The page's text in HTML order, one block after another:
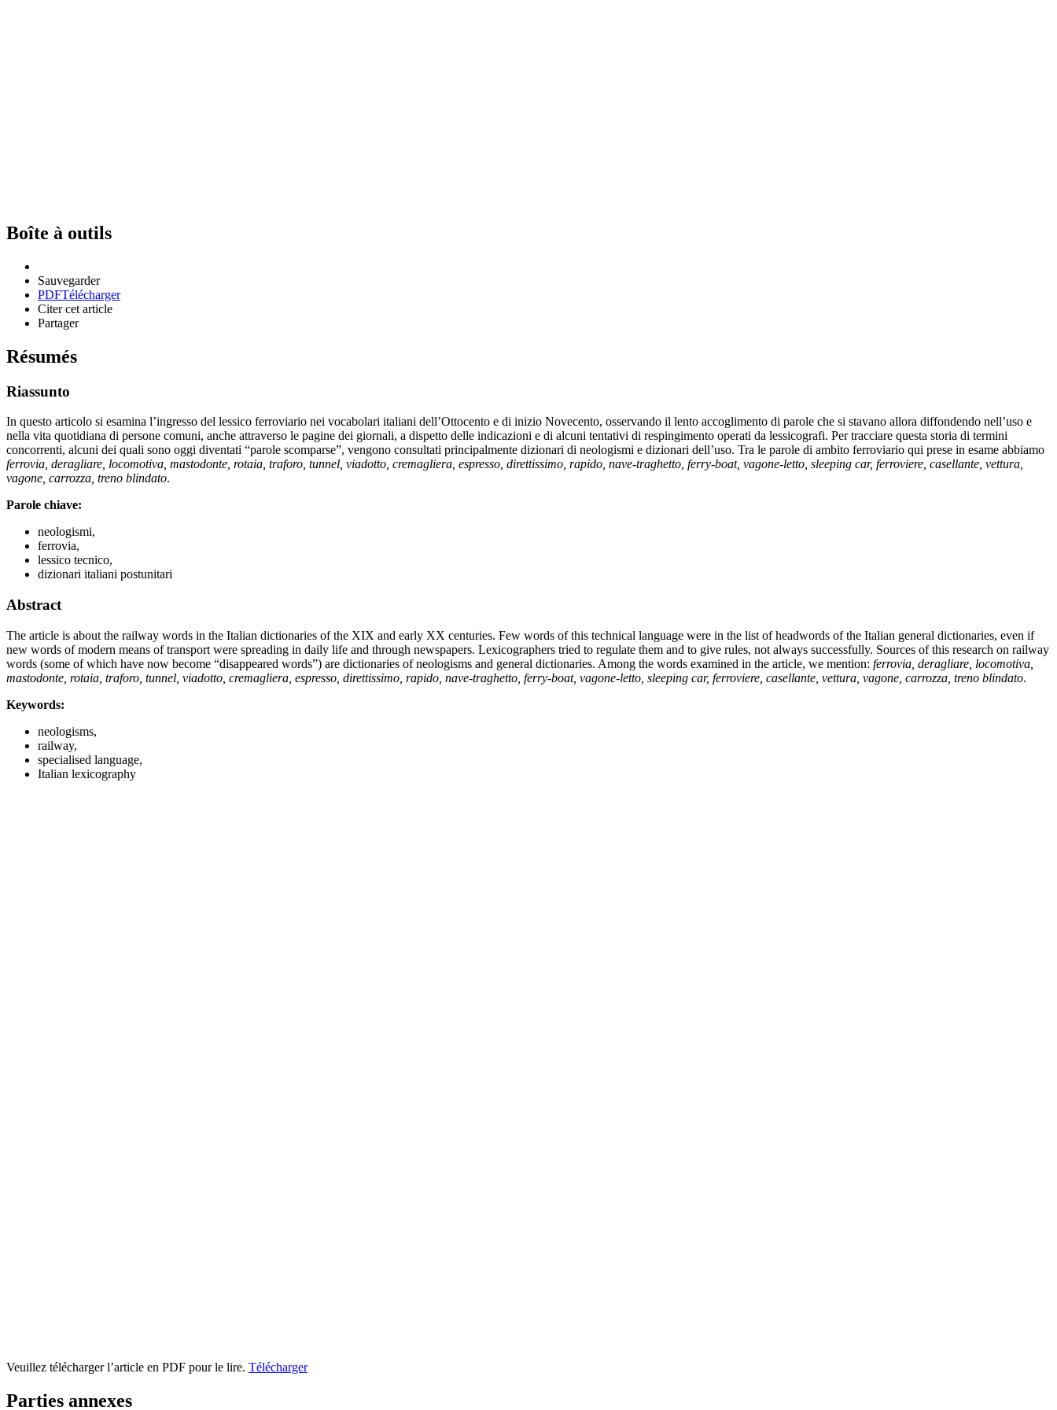
Boîte à outils
Sauvegarder
PDFTélécharger
Citer cet article
Partager
Résumés
Riassunto
In questo articolo si esamina l’ingresso del lessico ferroviario nei vocabolari italiani dell’Ottocento e di inizio Novecento, osservando il lento accoglimento di parole che si stavano allora diffondendo nell’uso e
nella vita quotidiana di persone comuni, anche attraverso le pagine dei giornali, a dispetto delle indicazioni e di alcuni tentativi di respingimento operati da lessicografi. Per tracciare questa storia di termini
concorrenti, alcuni dei quali sono oggi diventati “parole scomparse”, vengono consultati principalmente dizionari di neologismi e dizionari dell’uso. Tra le parole di ambito ferroviario qui prese in esame abbiamo
ferrovia, deragliare, locomotiva, mastodonte, rotaia, traforo, tunnel, viadotto, cremagliera, espresso, direttissimo, rapido, nave-traghetto, ferry-boat, vagone-letto, sleeping car, ferroviere, casellante, vettura,
vagone, carrozza, treno blindato.
Parole chiave:
neologismi,
ferrovia,
lessico tecnico,
dizionari italiani postunitari
Abstract
The article is about the railway words in the Italian dictionaries of the XIX and early XX centuries. Few words of this technical language were in the list of headwords of the Italian general dictionaries, even if
new words of modern means of transport were spreading in daily life and through newspapers. Lexicographers tried to regulate them and to give rules, not always successfully. Sources of this research on railway
words (some of which have now become “disappeared words”) are dictionaries of neologisms and general dictionaries. Among the words examined in the article, we mention: ferrovia, deragliare, locomotiva,
mastodonte, rotaia, traforo, tunnel, viadotto, cremagliera, espresso, direttissimo, rapido, nave-traghetto, ferry-boat, vagone-letto, sleeping car, ferroviere, casellante, vettura, vagone, carrozza, treno blindato.
Keywords:
neologisms,
railway,
specialised language,
Italian lexicography
Veuillez télécharger l’article en PDF pour le lire. Télécharger
Parties annexes